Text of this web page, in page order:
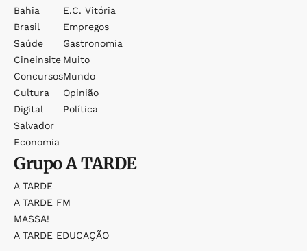
Bahia
Brasil
Saúde
Cineinsite
Concursos
Cultura
Digital
Salvador
Economia
E.c. Vitória
Empregos
Gastronomia
Muito
Mundo
Opinião
Política
GrupoA TARDE
A TARDE
A TARDE FM
MASSA!
A TARDE EDUCAÇÃO